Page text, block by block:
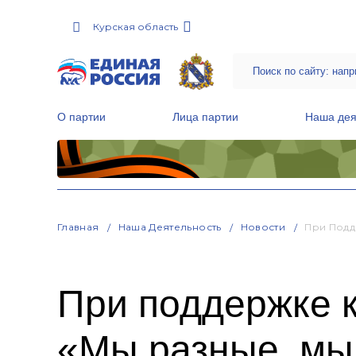
Курская область
О партии Лица партии Наша
Главная Наша Деятельность Новости При
При поддержке